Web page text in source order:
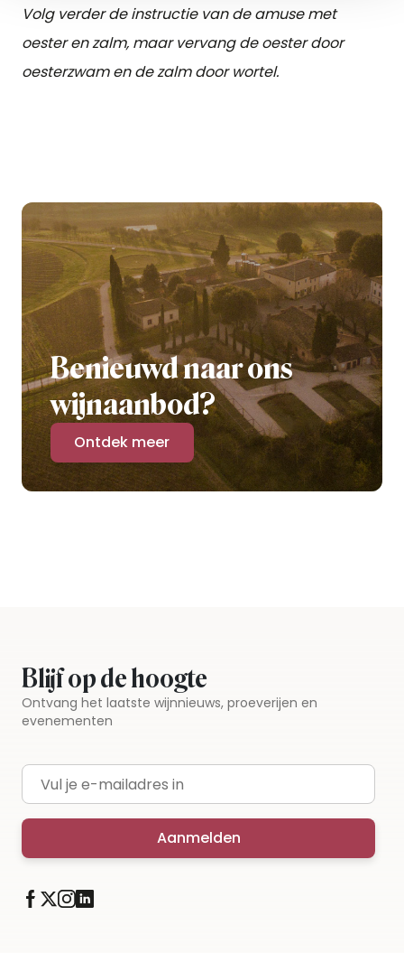
Volg verder de instructie van de amuse met
oester en zalm, maar vervang de oester door
oesterzwam en de zalm door wortel.
Benieuwd naar ons
wijnaanbod?
Ontdek meer
Blijf op de hoogte
Ontvang het laatste wijnnieuws, proeverijen en
evenementen
E-mailadres
Aanmelden